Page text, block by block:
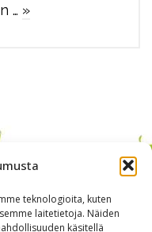
teknologioita, kuten
laitetietoja. Näiden
käsitellä
… »